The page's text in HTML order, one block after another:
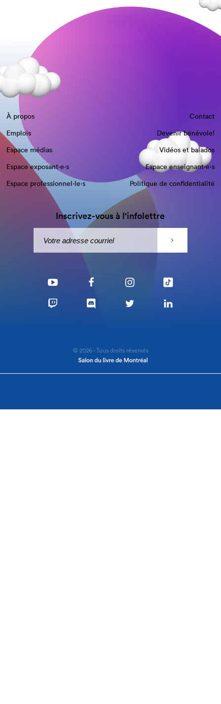
À propos
Contact
Emplois
Devenir bénévole!
Espace médias
Vidéos et balados
Espace exposant·e⋅s
Espace enseignant·e⋅s
Espace professionnel·le⋅s
Politique de confidentialité
Inscrivez-vous à l'infolettre
© 2026 - Tous droits réservés